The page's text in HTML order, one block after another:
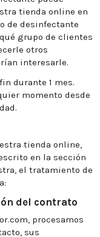
tienda online en
de desinfectante
grupo de clientes
otros
interesarle.
durante 1 mes.
momento desde
tienda online,
en la sección
el tratamiento de
del contrato
procesamos
sus